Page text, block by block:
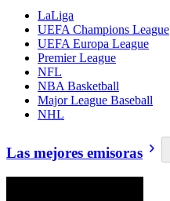
LaLiga
UEFA Champions League
UEFA Europa League
Premier League
NFL
NBA Basketball
Major League Baseball
NHL
Las mejores emisoras